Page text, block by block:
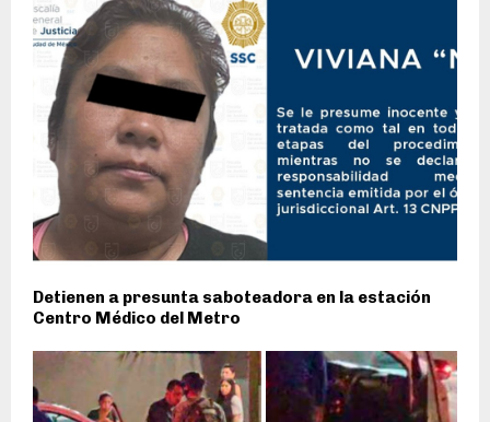
Detienen a presunta saboteadora en la estación
Centro Médico del Metro